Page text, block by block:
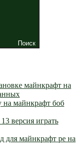
Поиск
майнкрафт на
на майнкрафт боб
версия играть
для майнкрафт pe на